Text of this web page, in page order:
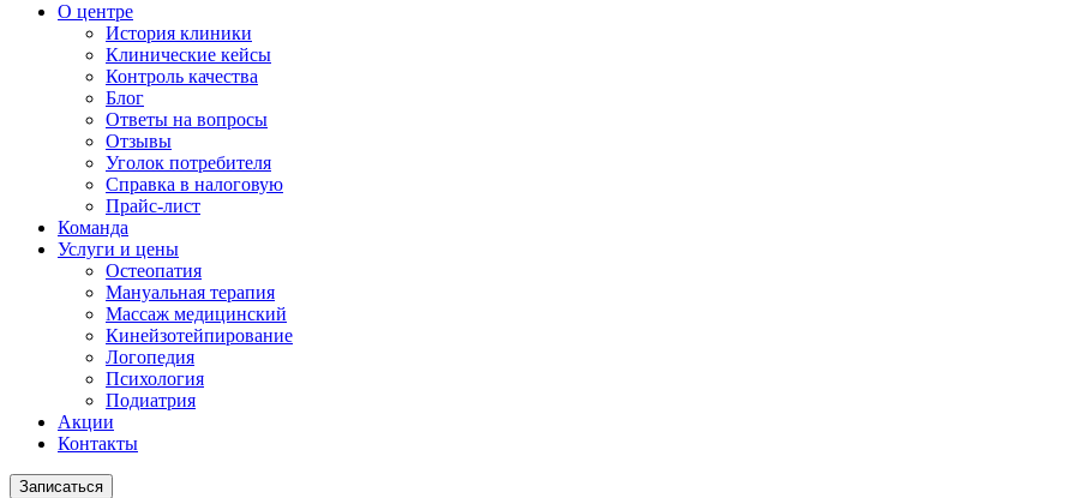
О центре
История клиники
Клинические кейсы
Контроль качества
Блог
Ответы на вопросы
Отзывы
Уголок потребителя
Справка в налоговую
Прайс-лист
Команда
Услуги и цены
Остеопатия
Мануальная терапия
Массаж медицинский
Кинейзотейпирование
Логопедия
Психология
Подиатрия
Акции
Контакты
Записаться